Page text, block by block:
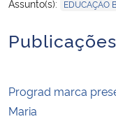
Assunto(s): EDUCAÇÃO
Prograd marca
Maria